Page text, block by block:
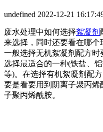
undefined 2022-12-21
废水处理中如何选择絮凝剂
来选择，同时还要看在哪个
一般选择无机絮凝剂配方
选择最适合的一种(铁盐、
等)。在选择有机絮凝剂配
要是看要用到阴离子聚丙
子聚丙烯酰胺。